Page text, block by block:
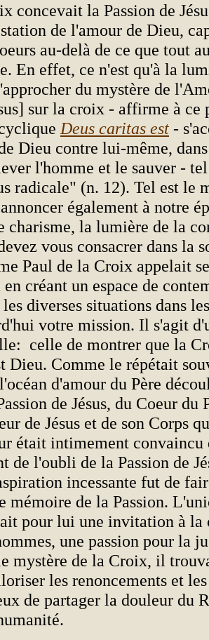
concevait la Passion de
de l'amour de Dieu,
au-delà de ce que tout
En effet, ce n'est qu'à la
du mystère de
sur la croix - affirme à ce
Deus caritas est -
Dieu contre lui-même,
l'homme et le sauver -
radicale" (n. 12). Tel est le
également à notre
charisme, la lumière de la
vous consacrer dans la
Paul de la Croix appelait
créant un espace de
diverses situations dans
votre mission. Il s'agit
celle de montrer que la
Dieu. Comme le répétait
d'amour du Père
de Jésus, du Coeur du
de Jésus et de son Corps
était intimement convaincu
de l'oubli de la Passion de
incessante fut de
mémoire de la Passion.
pour lui une invitation à la
une passion pour la
mystère de la Croix, il
les renoncements et
de partager la douleur du